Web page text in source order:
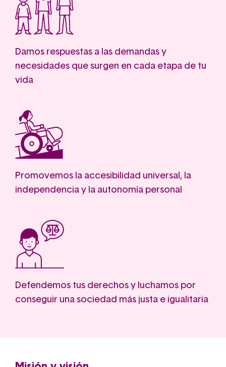
Damos respuestas a las demandas y
necesidades que surgen en cada etapa de tu
vida
Promovemos la accesibilidad universal, la
independencia y la autonomía personal
Defendemos tus derechos y luchamos por
conseguir una sociedad más justa e igualitaria